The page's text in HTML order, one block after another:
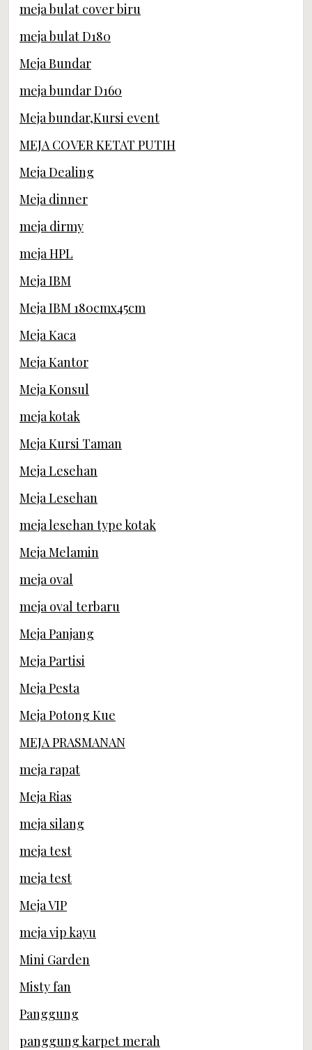
meja bulat cover biru
meja bulat D180
Meja Bundar
meja bundar D160
Meja bundar,Kursi event
MEJA COVER KETAT PUTIH
Meja Dealing
Meja dinner
meja dirmy
meja HPL
Meja IBM
Meja IBM 180cmx45cm
Meja Kaca
Meja Kantor
Meja Konsul
meja kotak
Meja Kursi Taman
Meja Lesehan
Meja Lesehan
meja lesehan type kotak
Meja Melamin
meja oval
meja oval terbaru
Meja Panjang
Meja Partisi
Meja Pesta
Meja Potong Kue
MEJA PRASMANAN
meja rapat
Meja Rias
meja silang
meja test
meja test
Meja VIP
meja vip kayu
Mini Garden
Misty fan
Panggung
panggung karpet merah